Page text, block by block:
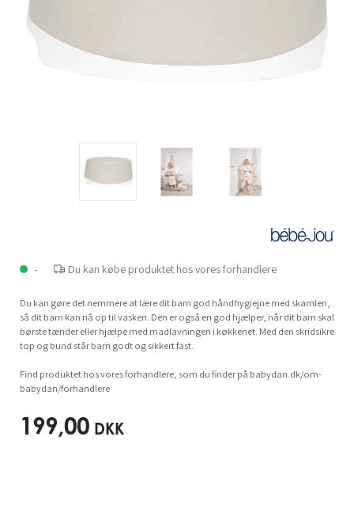
- Du kan købe produktet hos vores forhandlere
Du kan gøre det nemmere at lære dit barn god håndhygiejne med skamlen,
så dit barn kan nå op til vasken. Den er også en god hjælper, når dit barn skal
børste tænder eller hjælpe med madlavningen i køkkenet. Med den skridsikre
top og bund står barn godt og sikkert fast.
Find produktet hos vores forhandlere, som du finder på babydan.dk/om-
babydan/forhandlere
199,00 DKK